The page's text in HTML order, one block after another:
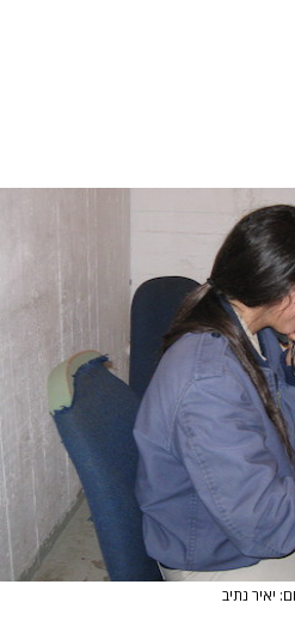
יאיר נתיב